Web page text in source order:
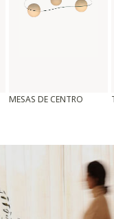
MESAS DE CENTRO